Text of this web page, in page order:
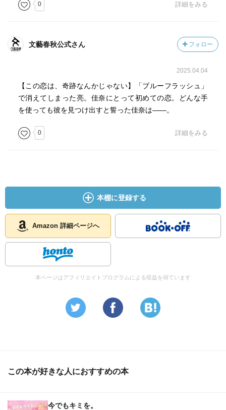
0 詳細をみる
文藝春秋公式さん フォロー
2025.04.04
【この恋は、奇跡なんかじゃない】「ブルーフラッシュ」
で消えてしまった亮。佳奈にとって初めての恋。どんな手
を使っても彼を見つけ出すと誓った佳奈は――。
0 詳細をみる
本棚に登録する
Amazon 詳細ページへ
本ページはアフィリエイトプログラムによる収益を得ています
この本が好きな人におすすめの本
今でもキミを。